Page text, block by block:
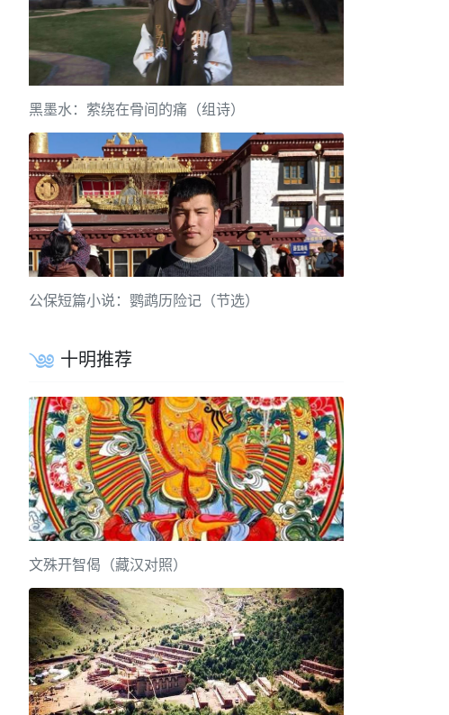
黑墨水：萦绕在骨间的痛（组诗）
公保短篇小说：鹦鹉历险记（节选）
十明推荐
文殊开智偈（藏汉对照）